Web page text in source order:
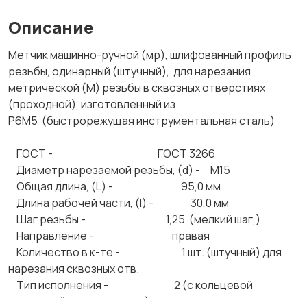
Описание
Метчик машинно-ручной (мр), шлифованный профиль
резьбы, одинарный (штучный), для нарезания
метрической (М) резьбы в сквозных отверстиях
(проходной), изготовленный из
Р6М5 (быстрорежущая инструментальная сталь)
ГОСТ - ГОСТ 3266
Диаметр нарезаемой резьбы, (d) - М15
Общая длина, (L) - 95,0 мм
Длина рабочей части, (l) - 30,0 мм
Шаг резьбы - 1,25 (мелкий шаг,)
Направление - правая
Количество в к-те - 1 шт. (штучный) для
нарезания сквозных отв.
Тип исполнения - 2 (с кольцевой